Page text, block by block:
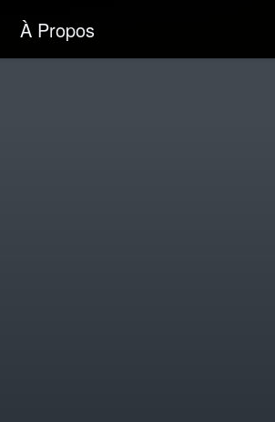
À Propos